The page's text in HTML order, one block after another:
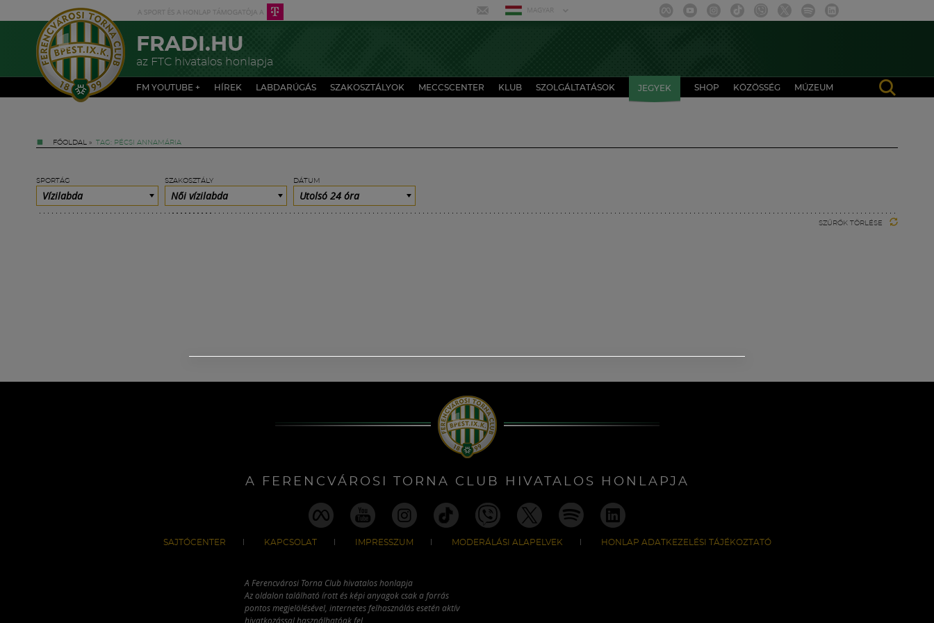
MAGYAR
FRADI.HU
az FTC hivatalos honlapja
FM YOUTUBE + HÍREK LABDARÚGÁS SZAKOSZTÁLYOK MECCSCENTER KLUB SZOLGÁLTATÁSOK JEGYEK SHOP KÖZÖSSÉG MÚZEUM
FŐOLDAL » TAG: PÉCSI ANNAMÁRIA
SPORTÁG
Vízilabda
SZAKOSZTÁLY
Női vízilabda
DÁTUM
Utolsó 24 óra
SZŰRŐK TÖRLÉSE
A FERENCVÁROSI TORNA CLUB HIVATALOS HONLAPJA
SAJTÓCENTER KAPCSOLAT IMPRESSZUM MODERÁLÁSI ALAPELVEK HONLAP ADATKEZELÉSI TÁJÉKOZTATÓ
A Ferencvárosi Torna Club hivatalos honlapja
Az oldalon található írott és képi anyagok csak a forrás
pontos megjelölésével, internetes felhasználás esetén aktív
hivatkozással használhatóak fel.